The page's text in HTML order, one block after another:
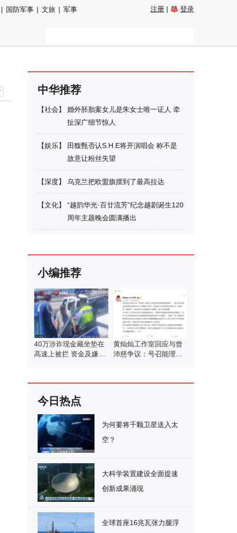
| 国防军事 | 文旅 | 军事
注册 | 登录
中华推荐
【社会】
婚外胚胎案女儿是朱女士唯一证人 牵
扯深广细节惊人
【娱乐】
田馥甄否认S.H.E将开演唱会 称不是
故意让粉丝失望
【深度】 乌克兰把欧盟旗摆到了最高拉达
【文化】
“越韵华光·百廿流芳”纪念越剧诞生120
周年主题晚会圆满播出
小编推荐
40万涉诈现金藏坐垫在
高速上被拦 资金及嫌疑
黄灿灿工作室回应与曾
沛慈争议：号召能理智
今日热点
为何要将千颗卫星送入太
空？
大科学装置建设全面提速
创新成果涌现
全球首座16兆瓦张力腿浮